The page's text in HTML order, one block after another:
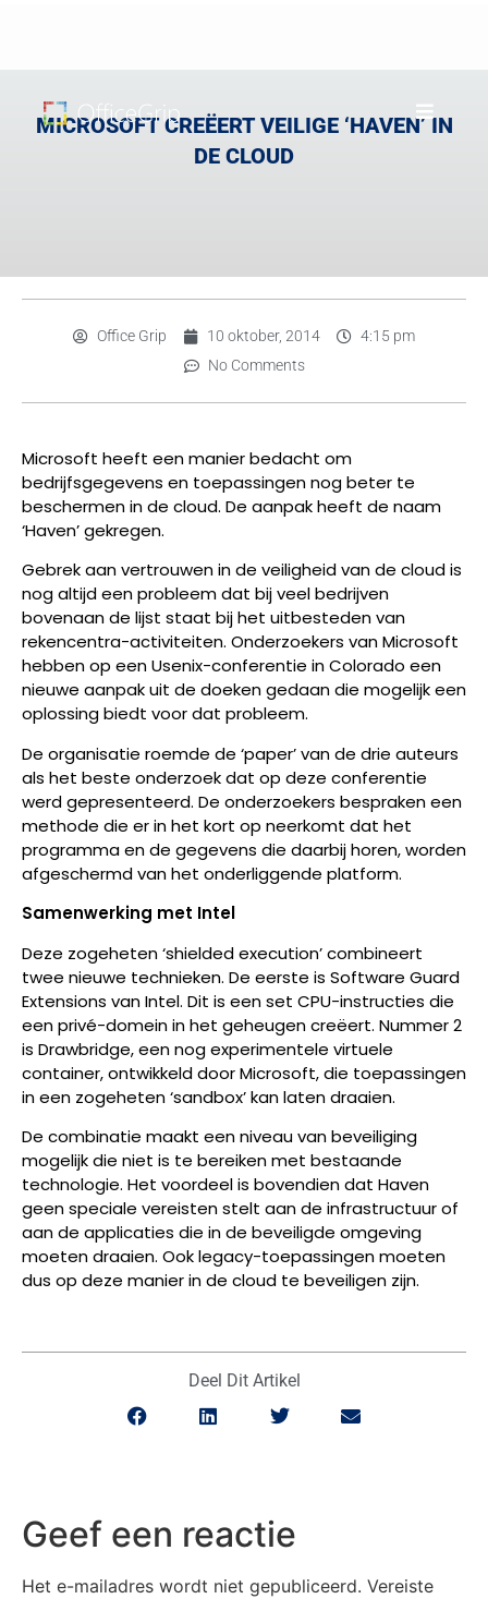
MICROSOFT CREËERT VEILIGE ‘HAVEN’ IN
DE CLOUD
Office Grip 10 oktober, 2014
4:15 pm
No Comments
Microsoft heeft een manier bedacht om
bedrijfsgegevens en toepassingen nog beter te
beschermen in de cloud. De aanpak heeft de naam
‘Haven’ gekregen.
Gebrek aan vertrouwen in de veiligheid van de cloud is
nog altijd een probleem dat bij veel bedrijven
bovenaan de lijst staat bij het uitbesteden van
rekencentra-activiteiten. Onderzoekers van Microsoft
hebben op een Usenix-conferentie in Colorado een
nieuwe aanpak uit de doeken gedaan die mogelijk een
oplossing biedt voor dat probleem.
De organisatie roemde de ‘paper’ van de drie auteurs
als het beste onderzoek dat op deze conferentie
werd gepresenteerd. De onderzoekers bespraken een
methode die er in het kort op neerkomt dat het
programma en de gegevens die daarbij horen, worden
afgeschermd van het onderliggende platform.
Samenwerking met Intel
Deze zogeheten ‘shielded execution’ combineert
twee nieuwe technieken. De eerste is Software Guard
Extensions van Intel. Dit is een set CPU-instructies die
een privé-domein in het geheugen creëert. Nummer 2
is Drawbridge, een nog experimentele virtuele
container, ontwikkeld door Microsoft, die toepassingen
in een zogeheten ‘sandbox’ kan laten draaien.
De combinatie maakt een niveau van beveiliging
mogelijk die niet is te bereiken met bestaande
technologie. Het voordeel is bovendien dat Haven
geen speciale vereisten stelt aan de infrastructuur of
aan de applicaties die in de beveiligde omgeving
moeten draaien. Ook legacy-toepassingen moeten
dus op deze manier in de cloud te beveiligen zijn.
Deel Dit Artikel
Geef een reactie
Het e-mailadres wordt niet gepubliceerd. Vereiste